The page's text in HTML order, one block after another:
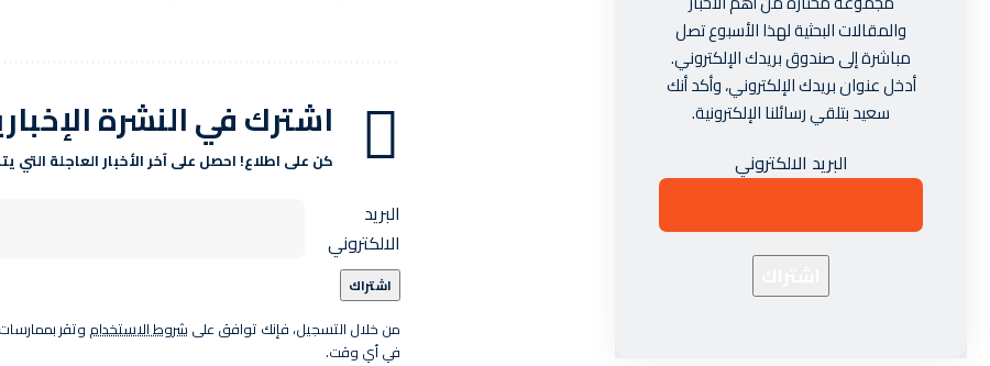
اشترك في النشرة
كن على اطلاع! احصل على آخر الأخبار العاجلة
البريد
الالكتروني
من خلال التسجيل، فإنك توافق على شروط الاستخدام وتقر بممارسات
في أي وقت.
والمقالات البحثية لهذا الأسبوع تصل
مباشرة إلى صندوق بريدك الإلكتروني.
أدخل عنوان بريدك الإلكتروني، وأكد أنك
سعيد بتلقي رسائلنا الإلكترونية.
البريد الالكتروني